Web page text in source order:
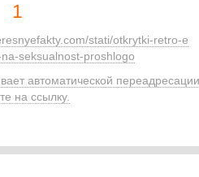
1
stati/otkrytki-retro-e
seksualnost-proshlogo
автоматической
на ссылку.